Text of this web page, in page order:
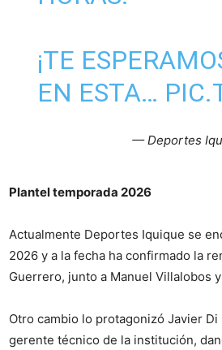
¡TE
EN ESTA…
— Deportes
Plantel temporada 2026
Actualmente Deportes Iquique se
2026 y a la fecha ha confirmado la
Guerrero, junto a Manuel Villalobos
Otro cambio lo protagonizó Javier
gerente técnico de la institución,